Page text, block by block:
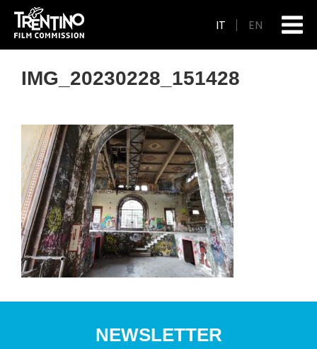
IT EN
IMG_20230228_151428
NEWSLETTER